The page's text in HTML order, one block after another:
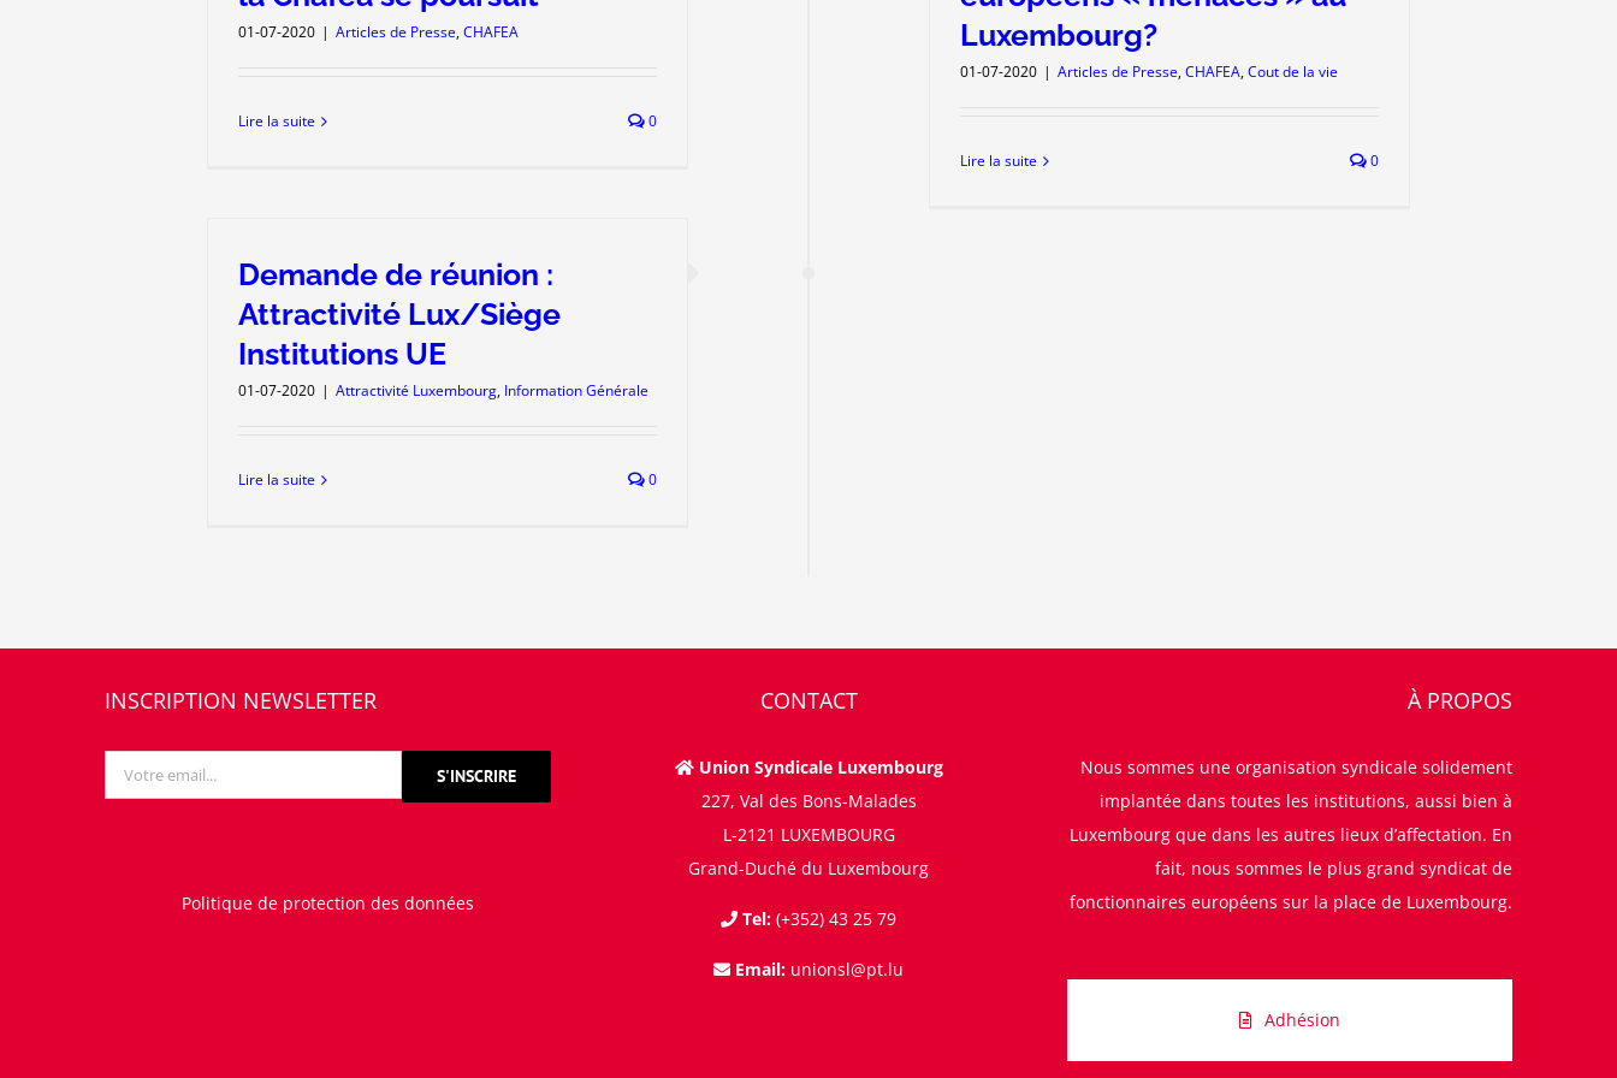
01-07-2020 | Articles de Presse,CHAFEA
Lire la suite 0
Luxembourg?
01-07-2020 | Articles de Presse,CHAFEA,Cout de la vie
Lire la suite 0
Demande de réunion :
Attractivité Lux/Siège
Institutions UE
01-07-2020 | Attractivité Luxembourg, Information Générale
Lire la suite 0
INSCRIPTION NEWSLETTER
Politique de protection des données
CONTACT
Union Syndicale Luxembourg
227, Val des Bons-Malades
L-2121 LUXEMBOURG
Grand-Duché du Luxembourg
Tel: (+352) 43 25 79
Email: unionsl@pt.lu
À PROPOS
Nous sommes une organisation syndicale solidement
implantée dans toutes les institutions, aussi bien à
Luxembourg que dans les autres lieux d’affectation. En
fait, nous sommes le plus grand syndicat de
fonctionnaires européens sur la place de Luxembourg.
Adhésion